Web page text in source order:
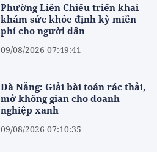
Phường Liên Chiểu triển khai
khám sức khỏe định kỳ miễn
phí cho người dân
09/08/2026 07:49:41
Đà Nẵng: Giải bài toán rác thải,
mở không gian cho doanh
nghiệp xanh
09/08/2026 07:10:35